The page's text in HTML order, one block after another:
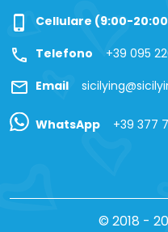
phone_iphone Cellulare (9:00-
call Telefono +39 095
mail Email
WhatsApp +39 377
© 2018 -